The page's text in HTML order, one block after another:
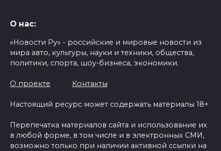
О нас:
«Новости Ру» - российские и мировые новости из
мира авто, культуры, науки и техники, общества,
политики, спорта, шоу-бизнеса, экономики.
О проекте Контакты
Настоящий ресурс может содержать материалы 18+
Перепечатка материалов сайта и использование их
в любой форме, в том числе и в электронных СМИ,
возможно только при наличии активной ссылки на